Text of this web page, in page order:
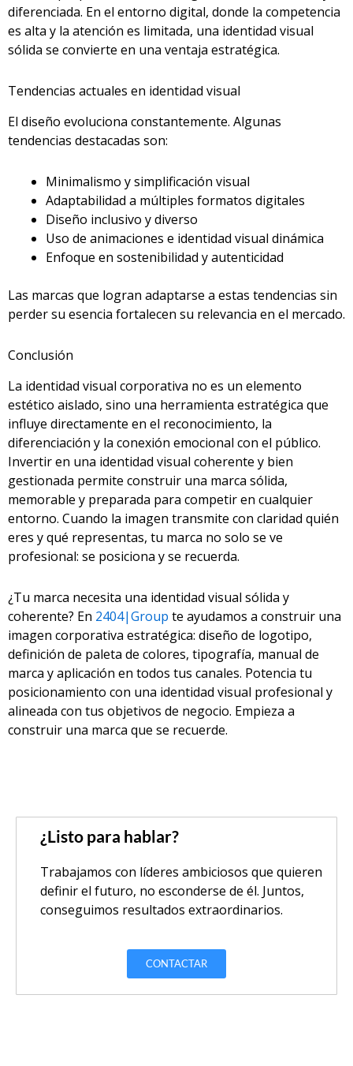
diferenciada. En el entorno digital, donde la competencia
es alta y la atención es limitada, una identidad visual
sólida se convierte en una ventaja estratégica.
Tendencias actuales en identidad visual
El diseño evoluciona constantemente. Algunas
tendencias destacadas son:
Minimalismo y simplificación visual
Adaptabilidad a múltiples formatos digitales
Diseño inclusivo y diverso
Uso de animaciones e identidad visual dinámica
Enfoque en sostenibilidad y autenticidad
Las marcas que logran adaptarse a estas tendencias sin
perder su esencia fortalecen su relevancia en el mercado.
Conclusión
La identidad visual corporativa no es un elemento
estético aislado, sino una herramienta estratégica que
influye directamente en el reconocimiento, la
diferenciación y la conexión emocional con el público.
Invertir en una identidad visual coherente y bien
gestionada permite construir una marca sólida,
memorable y preparada para competir en cualquier
entorno. Cuando la imagen transmite con claridad quién
eres y qué representas, tu marca no solo se ve
profesional: se posiciona y se recuerda.
¿Tu marca necesita una identidad visual sólida y
coherente? En 2404|Group te ayudamos a construir una
imagen corporativa estratégica: diseño de logotipo,
definición de paleta de colores, tipografía, manual de
marca y aplicación en todos tus canales. Potencia tu
posicionamiento con una identidad visual profesional y
alineada con tus objetivos de negocio. Empieza a
construir una marca que se recuerde.
¿Listo para hablar?
Trabajamos con líderes ambiciosos que quieren
definir el futuro, no esconderse de él. Juntos,
conseguimos resultados extraordinarios.
CONTACTAR